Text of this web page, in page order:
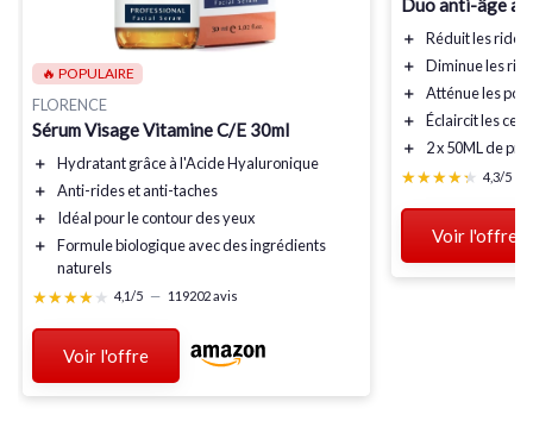
🔥 POPULAIRE
FLORENCE
Sérum Visage Vitamine C/E 30ml
＋ Hydratantgrâce à l'Acide Hyaluronique
＋
Anti-ridesetanti-taches
＋
Idéalpour le contour des yeux
＋
Formule biologiqueavec des ingrédients
naturels
★★★★★
★★★★★ 4,1/5 — 119202 avis
Voir l'offre
Duo anti-âge
＋ Réduitles rides
＋
Diminueles
＋
Atténueles
＋
Éclaircitles
＋
2 x 50MLde
★★★★★
★★★★★ 4,3/5
Voir l'offre